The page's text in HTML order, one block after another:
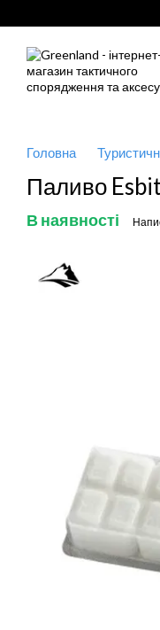
Головна
Паливо
В наявності